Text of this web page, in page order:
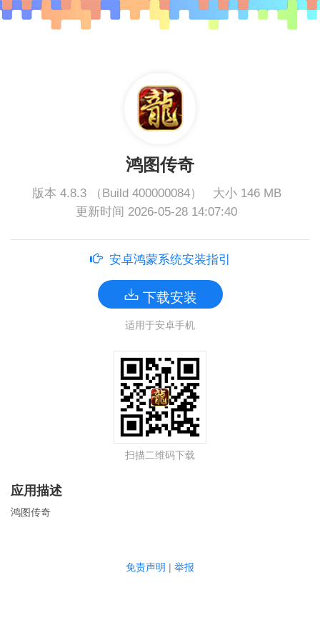
鸿图传奇
版本 4.8.3 （Build 400000084）
大小 146 MB
更新时间 2026-05-28 14:07:40
安卓鸿蒙系统安装指引
下载安装
适用于安卓手机
扫描二维码下载
应用描述
鸿图传奇
免责声明 | 举报